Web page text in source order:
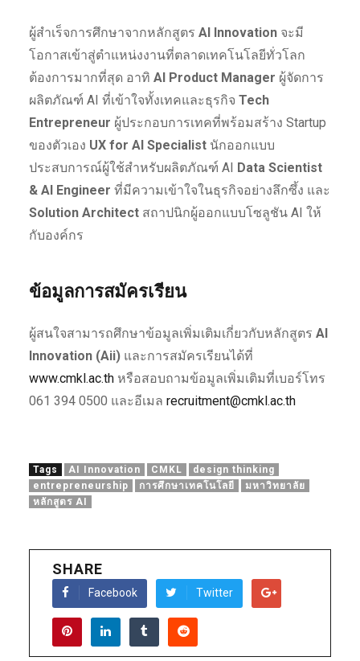
ผู้สำเร็จการศึกษาจากหลักสูตร AI Innovationจะมี
โอกาสเข้าสู่ตำแหน่งงานที่ตลาดเทคโนโลยีทั่วโลก
ต้องการมากที่สุด อาทิ AI Product Manager ผู้จัดการ
ผลิตภัณฑ์ AI ที่เข้าใจทั้งเทคและธุรกิจ Tech
Entrepreneur ผู้ประกอบการเทคที่พร้อมสร้าง Startup
ของตัวเอง UX for AI Specialistนักออกแบบ
ประสบการณ์ผู้ใช้สำหรับผลิตภัณฑ์ AI Data Scientist
& AI Engineer ที่มีความเข้าใจในธุรกิจอย่างลึกซึ้ง และ
Solution Architectสถาปนิกผู้ออกแบบโซลูชัน AI ให้
กับองค์กร
ข้อมูลการสมัครเรียน
ผู้สนใจสามารถศึกษาข้อมูลเพิ่มเติมเกี่ยวกับหลักสูตร AI
Innovation (Aii)และการสมัครเรียนได้ที่
www.cmkl.ac.thหรือสอบถามข้อมูลเพิ่มเติมที่เบอร์โทร
061 394 0500 และอีเมล recruitment@cmkl.ac.th
Tags AI Innovation CMKL
design thinking
entrepreneurship
การศึกษาเทคโนโลยี
มหาวิทยาลัย
หลักสูตร AI
SHARE
Facebook Twitter